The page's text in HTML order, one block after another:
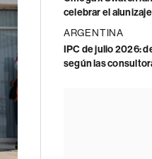
celebrar el alunizaje
ARGENTINA
IPC de julio 2026:
según las